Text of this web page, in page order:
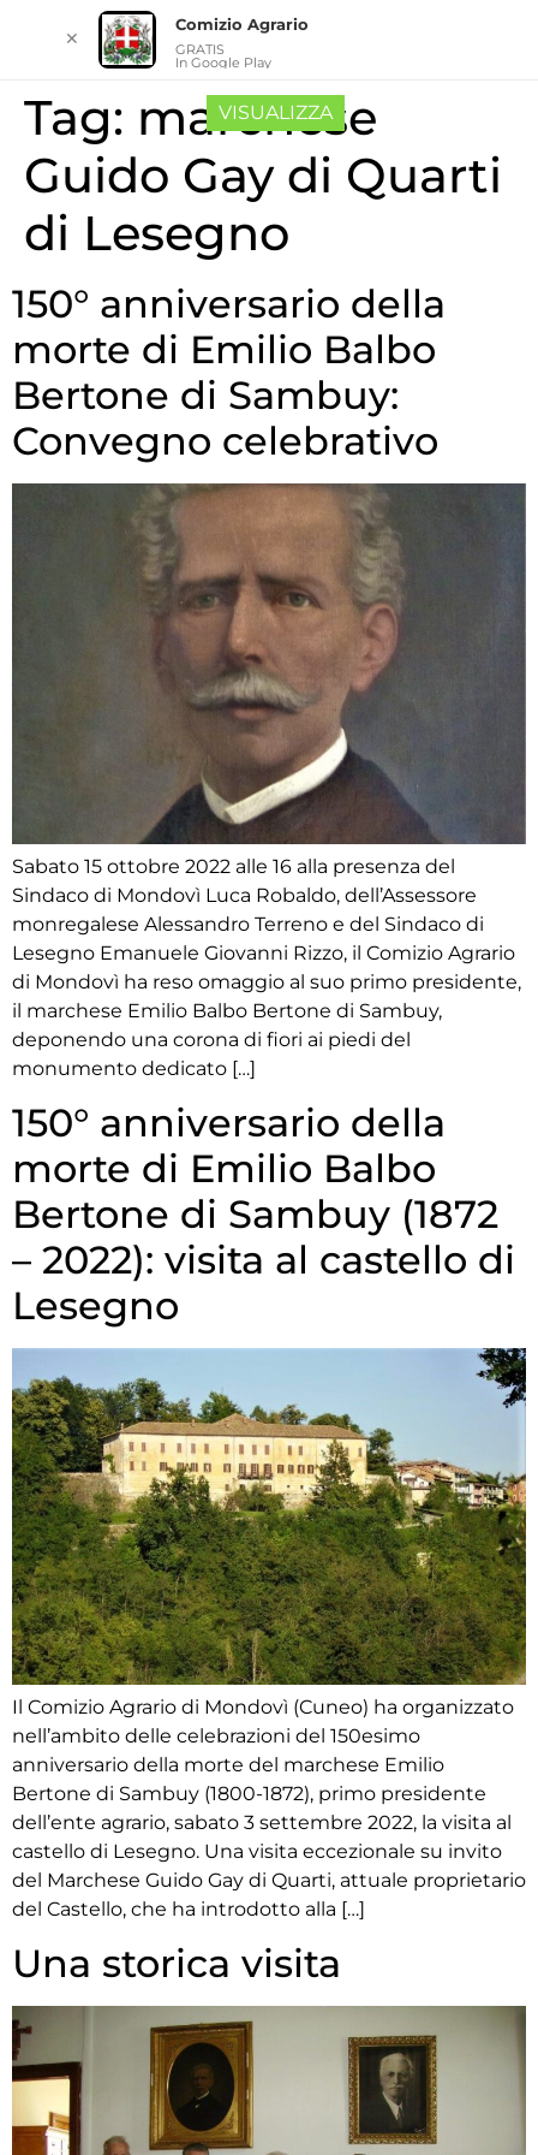
Tag: marchese
Guido Gay di Quarti
di Lesegno
150° anniversario della
morte di Emilio Balbo
Bertone di Sambuy:
Convegno celebrativo
Sabato 15 ottobre 2022 alle 16 alla presenza del
Sindaco di Mondovì Luca Robaldo, dell’Assessore
monregalese Alessandro Terreno e del Sindaco di
Lesegno Emanuele Giovanni Rizzo, il Comizio Agrario
di Mondovì ha reso omaggio al suo primo presidente,
il marchese Emilio Balbo Bertone di Sambuy,
deponendo una corona di fiori ai piedi del
monumento dedicato […]
150° anniversario della
morte di Emilio Balbo
Bertone di Sambuy (1872
– 2022): visita al castello di
Lesegno
Il Comizio Agrario di Mondovì (Cuneo) ha organizzato
nell’ambito delle celebrazioni del 150esimo
anniversario della morte del marchese Emilio
Bertone di Sambuy (1800-1872), primo presidente
dell’ente agrario, sabato 3 settembre 2022, la visita al
castello di Lesegno. Una visita eccezionale su invito
del Marchese Guido Gay di Quarti, attuale proprietario
del Castello, che ha introdotto alla […]
Una storica visita
✕
Comizio Agrario
GRATIS
In Google Play
VISUALIZZA